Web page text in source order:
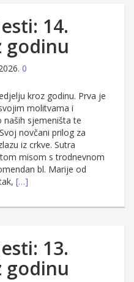
14.
godinu
0
kroz godinu. Prva je
molitvama i
naših sjemeništa te
novčani prilog za
iz crkve. Sutra
misom s trodnevnom
bl. Marije od
[…]
13.
godinu